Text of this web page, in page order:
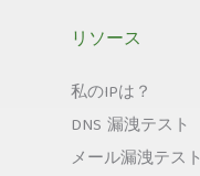
リソース
私のIPは？
DNS 漏洩テスト
メール漏洩テスト